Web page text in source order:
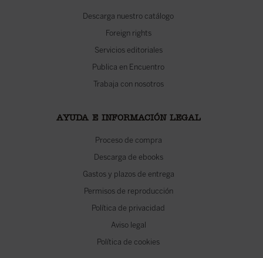
Descarga nuestro catálogo
Foreign rights
Servicios editoriales
Publica en Encuentro
Trabaja con nosotros
AYUDA E INFORMACIÓN LEGAL
Proceso de compra
Descarga de ebooks
Gastos y plazos de entrega
Permisos de reproducción
Política de privacidad
Aviso legal
Política de cookies